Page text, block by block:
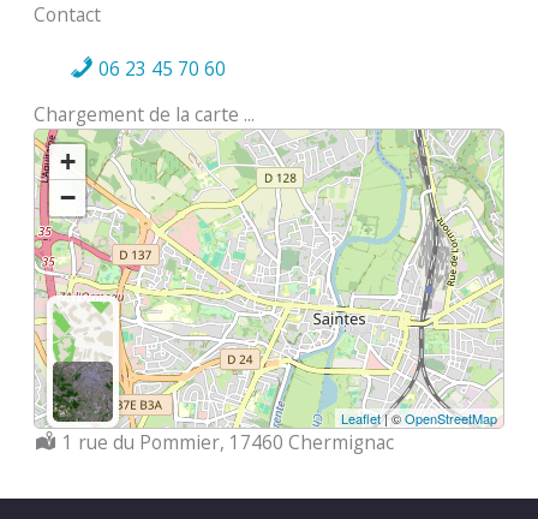
Contact
06 23 45 70 60
Chargement de la carte ...
+
−
Leaflet| ©OpenStreetMap
Localisation :
1 rue du Pommier, 17460 Chermignac